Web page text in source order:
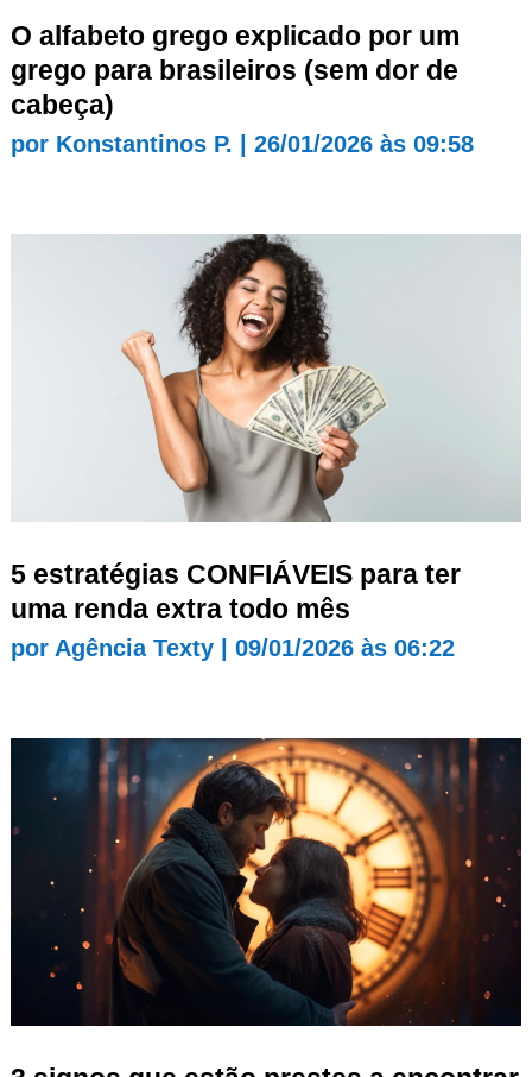
O alfabeto grego explicado por um
grego para brasileiros (sem dor de
cabeça)
por Konstantinos P. 26/01/2026 às 09:58
5 estratégias CONFIÁVEIS para ter
uma renda extra todo mês
por Agência Texty| 09/01/2026 às 06:22